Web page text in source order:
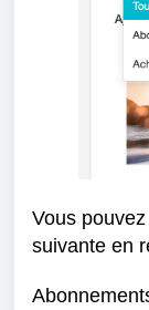
Vous
suivante en